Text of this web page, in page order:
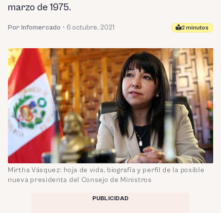
marzo de 1975.
Por Infomercado • 6 octubre, 2021 2 minutos
Mirtha Vásquez: hoja de vida, biografía y perfil de la posible
nueva presidenta del Consejo de Ministros
PUBLICIDAD